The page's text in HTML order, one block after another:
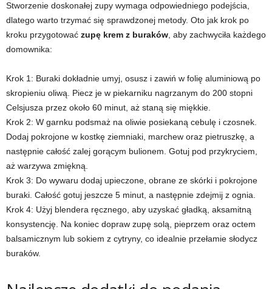
Stworzenie doskonałej zupy wymaga odpowiedniego podejścia,
dlatego warto trzymać się sprawdzonej metody. Oto jak krok po
kroku przygotować zupę krem z buraków , aby zachwyciła każdego
domownika:
Krok 1: Buraki dokładnie umyj, osusz i zawiń w folię aluminiową po
skropieniu oliwą. Piecz je w piekarniku nagrzanym do 200 stopni
Celsjusza przez około 60 minut, aż staną się miękkie.
Krok 2: W garnku podsmaż na oliwie posiekaną cebulę i czosnek.
Dodaj pokrojone w kostkę ziemniaki, marchew oraz pietruszkę, a
następnie całość zalej gorącym bulionem. Gotuj pod przykryciem,
aż warzywa zmiękną.
Krok 3: Do wywaru dodaj upieczone, obrane ze skórki i pokrojone
buraki. Całość gotuj jeszcze 5 minut, a następnie zdejmij z ognia.
Krok 4: Użyj blendera ręcznego, aby uzyskać gładką, aksamitną
konsystencję. Na koniec dopraw zupę solą, pieprzem oraz octem
balsamicznym lub sokiem z cytryny, co idealnie przełamie słodycz
buraków.